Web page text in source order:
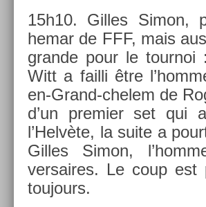
15h10. Gil­les Simon,
hemar de FFF, mais
gran­de pour le
Witt a fail­li être
en-Grand-chelem de
d’un pre­mi­er set qui
l’Helvète, la suite a
Gil­les Simon,
versaires. Le coup
toujours.